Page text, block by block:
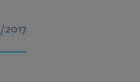
2017